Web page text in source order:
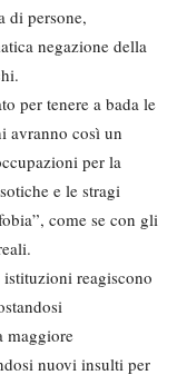
di persone,
negazione della
per tenere a bada le
avranno così un
per la
e le stragi
come se con gli
reagiscono
maggiore
nuovi insulti per